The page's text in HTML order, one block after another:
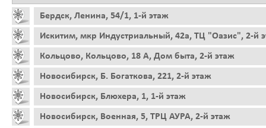
Бердск, Ленина, 54/1, 1-й этаж
Искитим, мкр Индустриальный, 42а, ТЦ "Оазис", 2-й
Кольцово, Кольцово, 18 А, Дом быта, 2-й этаж
Новосибирск, Б. Богаткова, 221, 2-й этаж
Новосибирск, Блюхера, 1, 1-й этаж
Новосибирск, Военная, 5, ТРЦ АУРА, 2-й этаж